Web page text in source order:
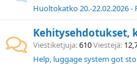
Huoltokatko 20.-22.02.2026
Kehitysehdotukset,
Viestiketjuja 610Viestejä
Help, luggage system got